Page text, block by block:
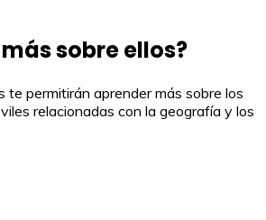
sobre ellos?
te permitirán aprender más sobre los
relacionadas con la geografía y los